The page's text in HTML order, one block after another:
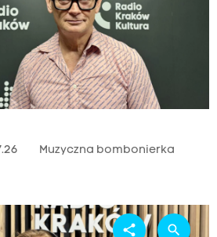
Muzyczna bombonierka
share search